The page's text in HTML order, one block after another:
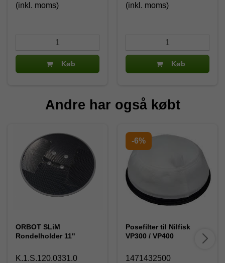
(inkl. moms)
Køb
(inkl. moms)
Køb
Andre har også købt
ORBOT SLiM
Rondelholder 11"
K.1.S.120.0331.0
-6%
Posefilter til Nilfisk
VP300 / VP400
1471432500